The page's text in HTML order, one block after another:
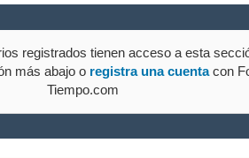
registrados tienen acceso a esta
más abajo o registra una cuentacon
Tiempo.com